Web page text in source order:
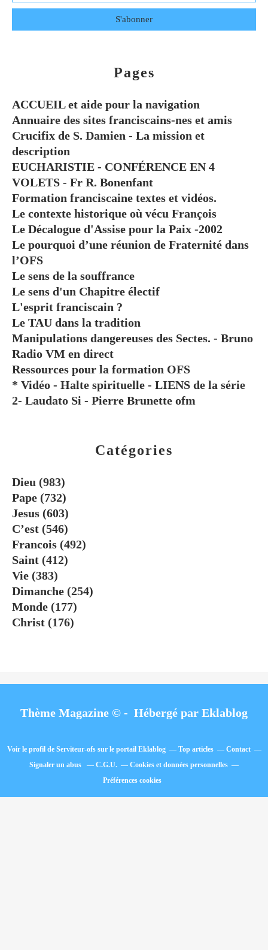
Catégories
Dieu (983)
Pape (732)
Jesus (603)
C’est (546)
Francois (492)
Saint (412)
Vie (383)
Dimanche (254)
Monde (177)
Christ (176)
Pages
ACCUEIL et aide pour la navigation
Annuaire des sites franciscains-nes et amis
Crucifix de S. Damien - La mission et
description
EUCHARISTIE - CONFÉRENCE EN 4
VOLETS - Fr R. Bonenfant
Formation franciscaine textes et vidéos.
Le contexte historique où vécu François
Le Décalogue d'Assise pour la Paix -2002
Le pourquoi d’une réunion de Fraternité dans
l’OFS
Le sens de la souffrance
Le sens d'un Chapitre électif
L'esprit franciscain ?
Le TAU dans la tradition
Manipulations dangereuses des Sectes. - Bruno
Radio VM en direct
Ressources pour la formation OFS
* Vidéo - Halte spirituelle - LIENS de la série
2- Laudato Si - Pierre Brunette ofm
Thème Magazine © - Hébergé par Eklablog
Voir le profil de Serviteur-ofssur le portail Eklablog Top articles
Contact
Signaler un abus
C.G.U.
Cookies et données personnelles
Préférences cookies